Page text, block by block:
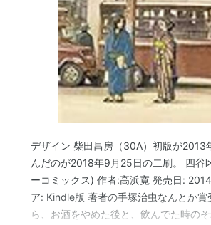
デザイン 柴田昌房（30A）初版が2013
んだのが2018年9月25日の二刷。 四谷
ーコミックス) 作者:高浜寛 発売日:
ア: Kindle版 著者の手塚治虫なんとか賞
ら、お酒をやめた後と、飲んでた時の